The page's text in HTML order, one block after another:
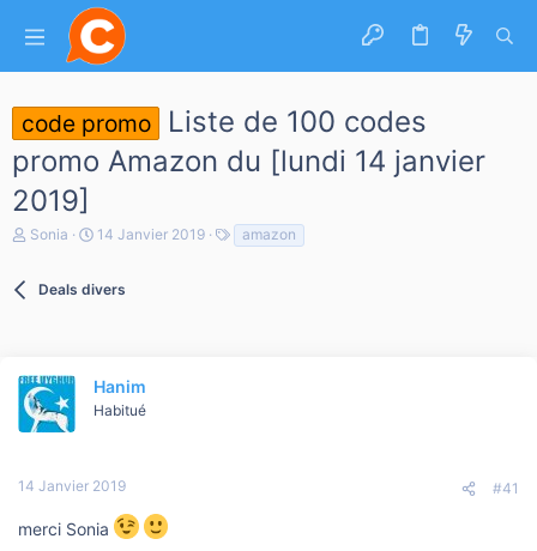
code promo
Liste de 100 codes
promo Amazon du [lundi 14 janvier
2019]
A
l
a
d
c
s
Sonia
D
e
b
u
14 Janvier 2019
a
amazon
Deals divers
Hanim
Habitué
14 Janvier 2019 #41
merci Sonia